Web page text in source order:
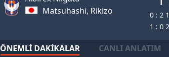
Matsuhashi, Rikizo
0 : 2
1 : 0
ÖNEMLI DAKIKALAR CANLI ANLATIM